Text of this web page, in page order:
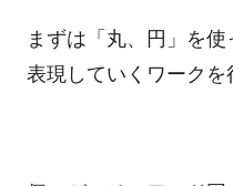
まずは「丸、円」を
表現していくワークを